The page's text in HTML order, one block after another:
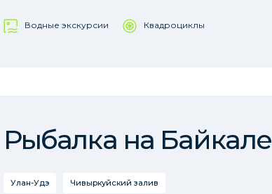
Водные экскурсии Квадроциклы
Рыбалка на Байкале
Улан-Удэ Чивыркуйский залив